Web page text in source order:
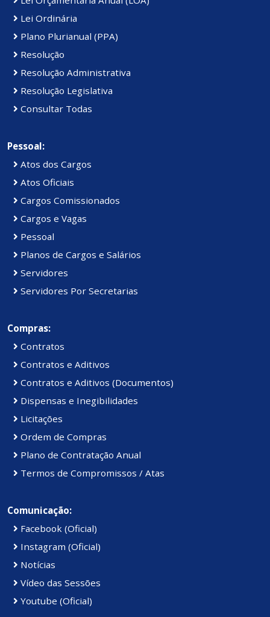
Lei Ordinária
Plano Plurianual (PPA)
Resolução
Resolução Administrativa
Resolução Legislativa
Consultar Todas
Pessoal:
Atos dos Cargos
Atos Oficiais
Cargos Comissionados
Cargos e Vagas
Pessoal
Planos de Cargos e Salários
Servidores
Servidores Por Secretarias
Compras:
Contratos
Contratos e Aditivos
Contratos e Aditivos (Documentos)
Dispensas e Inegibilidades
Licitações
Ordem de Compras
Plano de Contratação Anual
Termos de Compromissos / Atas
Comunicação:
Facebook (Oficial)
Instagram (Oficial)
Notícias
Vídeo das Sessões
Youtube (Oficial)